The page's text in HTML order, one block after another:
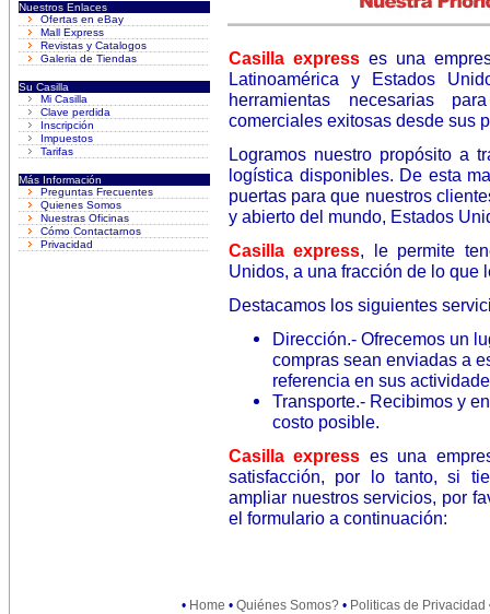
Nuestros Enlaces
Ofertas en eBay
Mall Express
Revistas y Catalogos
Galeria de Tiendas
Su Casilla
Mi Casilla
Clave perdida
Inscripción
Impuestos
Tarifas
Más Información
Preguntas Frecuentes
Quienes Somos
Nuestras Oficinas
Cómo Contactarnos
Privacidad
Casilla express es una
Latinoamérica y Estados
herramientas necesarias
comerciales exitosas desde sus
Logramos nuestro propósito a
logística disponibles. De esta
puertas para que nuestros
y abierto del mundo, Estados
Casilla express, le permite
Unidos, a una fracción de lo que
Destacamos los siguientes
Dirección.- Ofrecemos un
compras sean enviadas a
referencia en sus
Transporte.- Recibimos y
costo posible.
Casilla express es una
satisfacción, por lo tanto, si
ampliar nuestros servicios, por
el formulario a continuación:
• Home • Quiénes Somos? • Politicas de Privacidad